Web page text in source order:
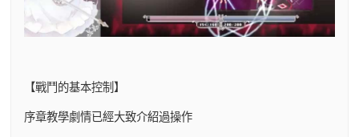
【戰鬥的基本控制】
序章教學劇情已經大致介紹過操作